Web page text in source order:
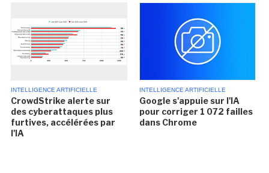
INTELLIGENCE ARTIFICIELLE
CrowdStrike alerte sur
des cyberattaques plus
furtives, accélérées par
l'IA
INTELLIGENCE ARTIFICIELLE
Google s'appuie sur l'IA
pour corriger 1 072 failles
dans Chrome